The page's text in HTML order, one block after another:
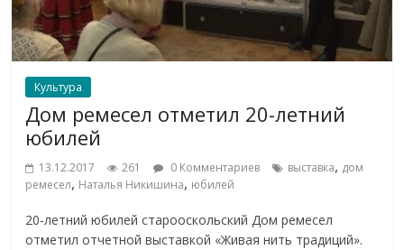
Культура
Дом ремесел отметил 20-летний
юбилей
13.12.2017 261 0 Комментариев выставка, дом
ремесел, Наталья Никишина, юбилей
20-летний юбилей старооскольский Дом ремесел
отметил отчетной выставкой «Живая нить традиций».